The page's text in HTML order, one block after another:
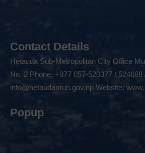
Contact Details
Hetauda Sub-Metropolitan City Office
No. 2 Phone: +977 057-520377 / 524688
info@hetaudamun.gov.np Website:
Popup